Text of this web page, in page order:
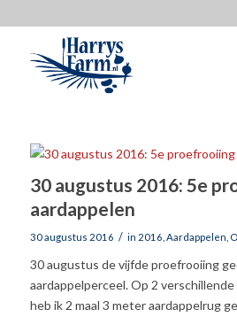
30 augustus 2016: 5e
aardappelen
30 augustus 2016 / in 2016 Aardappelen
30 augustus de vijfde proefrooiing
aardappelperceel. Op 2
heb ik 2 maal 3 meter aardappelrug